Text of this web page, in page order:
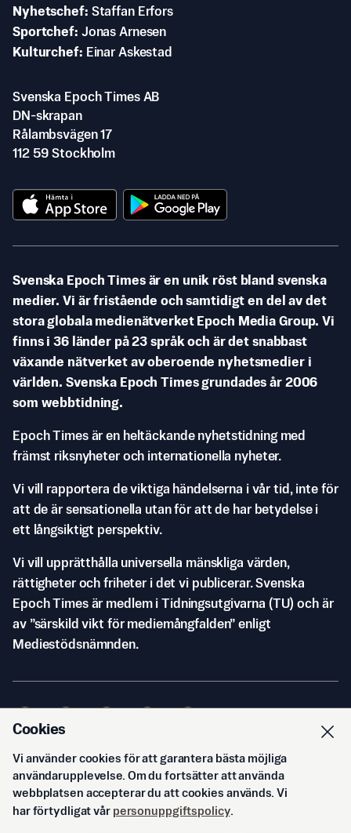
Nyhetschef Staffan Erfors
Sportchef Jonas Arnesen
Kulturchef
Einar Askestad
Svenska Epoch Times AB
DN-skrapan
Rålambsvägen 17
112 59 Stockholm
Svenska Epoch Times är en unik röst bland svenska
medier. Vi är fristående och samtidigt en del av det
stora globala medienätverket Epoch Media Group. Vi
finns i 36 länder på 23 språk och är det snabbast
växande nätverket av oberoende nyhetsmedier i
världen. Svenska Epoch Times grundades år 2006
som webbtidning.
Epoch Times är en heltäckande nyhetstidning med
främst riksnyheter och internationella nyheter.
Vi vill rapportera de viktiga händelserna i vår tid, inte för
att de är sensationella utan för att de har betydelse i
ett långsiktigt perspektiv.
Vi vill upprätthålla universella mänskliga värden,
rättigheter och friheter i det vi publicerar. Svenska
Epoch Times är medlem i Tidningsutgivarna (TU) och är
av ”särskild vikt för mediemångfalden” enligt
Mediestödsnämnden.
© Svenska Epoch Times AB2026
Cookies
Vi använder cookies för att garantera bästa möjliga
användarupplevelse. Om du fortsätter att använda
webbplatsen accepterar du att cookies används. Vi
har förtydligat vår personuppgiftspolicy.